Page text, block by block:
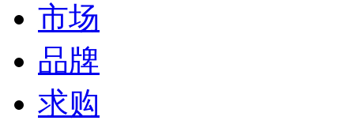
市场
品牌
求购